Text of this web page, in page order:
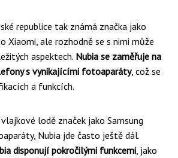
republice tak známá značka jako
Xiaomi, ale rozhodně se s nimi může
aspektech. Nubia se zaměřuje na
s vynikajícími fotoaparáty, což se
a funkcích.
lodě značek jako Samsung
Nubia jde často ještě dál.
disponují pokročilými funkcemi , jako